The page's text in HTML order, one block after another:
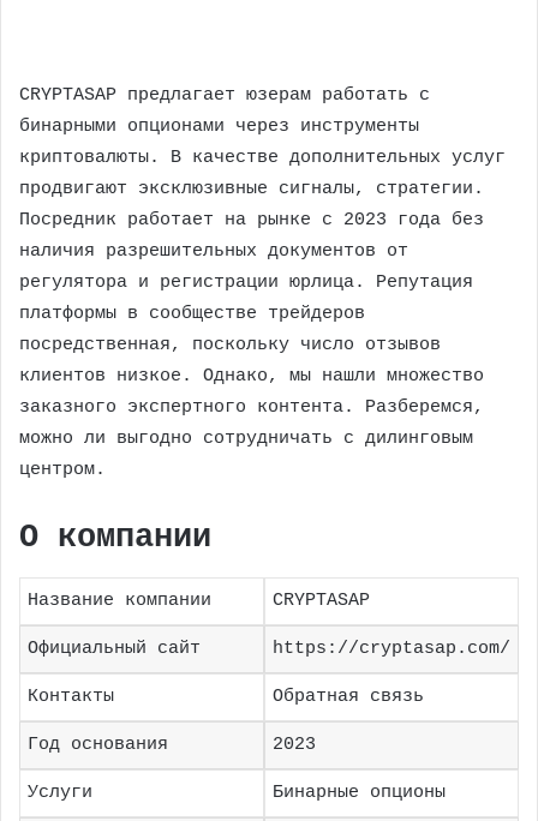
CRYPTASAP предлагает юзерам работать с
бинарными опционами через инструменты
криптовалюты. В качестве дополнительных услуг
продвигают эксклюзивные сигналы, стратегии.
Посредник работает на рынке с 2023 года без
наличия разрешительных документов от
регулятора и регистрации юрлица. Репутация
платформы в сообществе трейдеров
посредственная, поскольку число отзывов
клиентов низкое. Однако, мы нашли множество
заказного экспертного контента. Разберемся,
можно ли выгодно сотрудничать с дилинговым
центром.
О компании
Название компании CRYPTASAP
Официальный сайт https://cryptasap.com/
Контакты Обратная связь
Год основания 2023
Услуги Бинарные опционы